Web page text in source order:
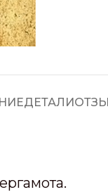
ДЕТАЛИ